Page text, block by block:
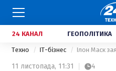
24 КАНАЛ ГЕОПОЛІТИКА
Техно IT-бізнес
11 листопада, 11:31 4